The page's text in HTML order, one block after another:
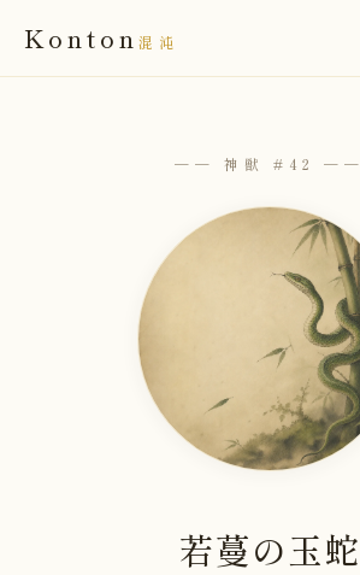
Konton 混沌
── 神獣 #42 ──
若蔓の玉蛇